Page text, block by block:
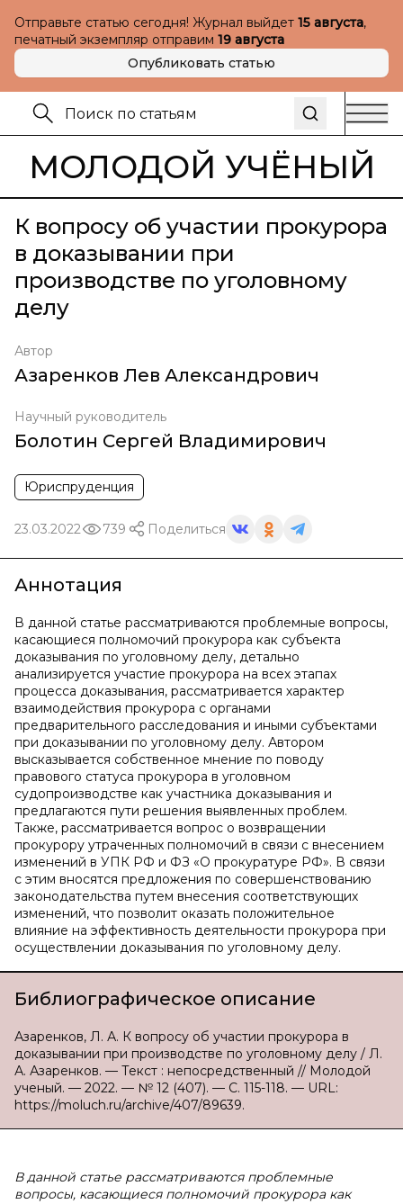
Отправьте статью сегодня! Журнал выйдет 15 августа,
печатный экземпляр отправим 19 августа
Опубликовать статью
МОЛОДОЙ УЧЁНЫЙ
К вопросу об участии прокурора
в доказывании при
производстве по уголовному
делу
Автор
Азаренков Лев Александрович
Научный руководитель
Болотин Сергей Владимирович
Юриспруденция
23.03.2022 739 Поделиться
Аннотация
В данной статье рассматриваются проблемные вопросы,
касающиеся полномочий прокурора как субъекта
доказывания по уголовному делу, детально
анализируется участие прокурора на всех этапах
процесса доказывания, рассматривается характер
взаимодействия прокурора с органами
предварительного расследования и иными субъектами
при доказывании по уголовному делу. Автором
высказывается собственное мнение по поводу
правового статуса прокурора в уголовном
судопроизводстве как участника доказывания и
предлагаются пути решения выявленных проблем.
Также, рассматривается вопрос о возвращении
прокурору утраченных полномочий в связи с внесением
изменений в УПК РФ и ФЗ «О прокуратуре РФ». В связи
с этим вносятся предложения по совершенствованию
законодательства путем внесения соответствующих
изменений, что позволит оказать положительное
влияние на эффективность деятельности прокурора при
осуществлении доказывания по уголовному делу.
Библиографическое описание
Азаренков, Л. А. К вопросу об участии прокурора в
доказывании при производстве по уголовному делу / Л.
А. Азаренков. — Текст : непосредственный // Молодой
ученый. — 2022. — № 12 (407). — С. 115-118. — URL:
https://moluch.ru/archive/407/89639.
В данной статье рассматриваются проблемные
вопросы, касающиеся полномочий прокурора как